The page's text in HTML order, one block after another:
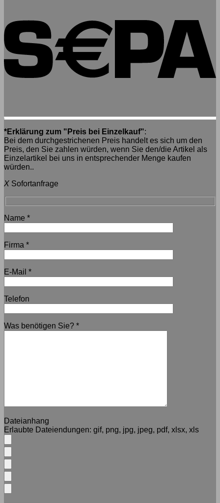
*Erklärung zum "Preis bei Einzelkauf":
Bei dem durchgestrichenen Preis handelt es sich um den
Preis, den Sie zahlen würden, wenn Sie den/die Artikel als
Einzelartikel bei uns in entsprechender Menge kaufen
würden..
X Sofortanfrage
Name *
Firma *
E-Mail *
Telefon
Was benötigen Sie? *
Dateianhang
Erlaubte Dateiendungen: gif, png, jpg, jpeg, pdf, xlsx, xls